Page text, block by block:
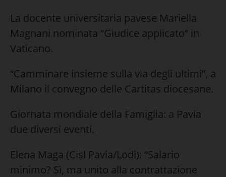
La docente universitaria pavese Mariella
Magnani nominata “Giudice applicato” in
Vaticano.
“Camminare insieme sulla via degli ultimi”, a
Milano il convegno delle Cartitas diocesane.
Giornata mondiale della Famiglia: a Pavia
due diversi eventi.
Elena Maga (Cisl Pavia/Lodi): “Salario
minimo? Sì, ma unito alla contrattazione